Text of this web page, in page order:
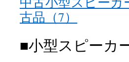
古品（7）
■小型スピーカ